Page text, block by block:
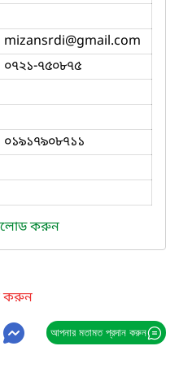
mizansrdi@gmail.com
০৭২১-৭৫০৮৭৫
০১৯১৭৯০৮৭১১
করুন
করুন
আপনার মতামত প্রদান করুন